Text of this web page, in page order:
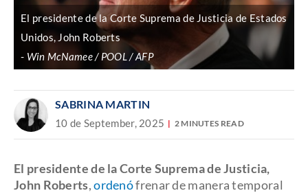
El presidente de la Corte Suprema de Justicia de Estados
Unidos, John Roberts
Win McNamee / POOL / AFP
SABRINA MARTIN
10 de September, 2025 2 MINUTES READ
El presidente de la Corte Suprema de Justicia,
John Roberts,ordenófrenar de manera temporal